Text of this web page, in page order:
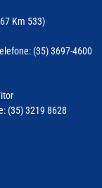
Km 533)
(35) 3697-4600
(35) 3219 8628